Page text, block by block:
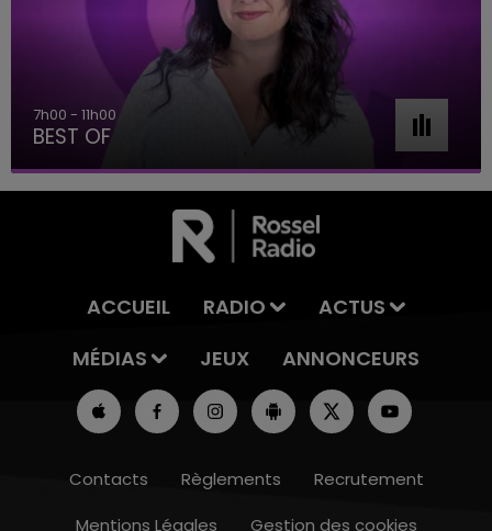
7h00 - 11h00
BEST OF
ACCUEIL RADIO
ACTUS
MÉDIAS
JEUX ANNONCEURS
Contacts Règlements
Recrutement
Mentions Légales
Gestion des cookies